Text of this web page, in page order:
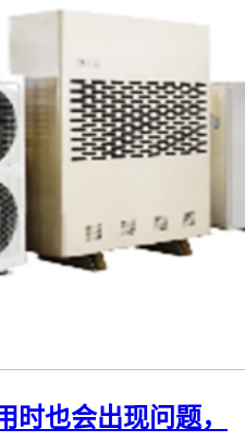
时也会出现问题，